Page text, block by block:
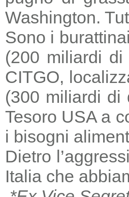
Washington.
Sono i
(200 miliardi di
CITGO,
(300 miliardi di
Tesoro USA a
i bisogni
Dietro
Italia che